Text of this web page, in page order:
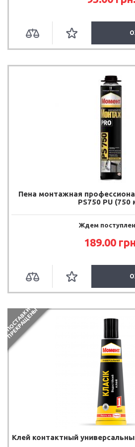
Пена монтажная
PS750 PU (750
Ждем
189.00
П
О
С
Т
А
В
К
И
П
Р
Е
К
Р
А
Щ
Е
Н
Ы
Клей контактный